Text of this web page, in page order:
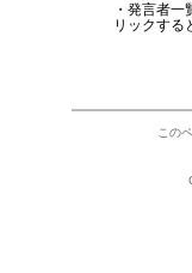
・発言者
リックする
この